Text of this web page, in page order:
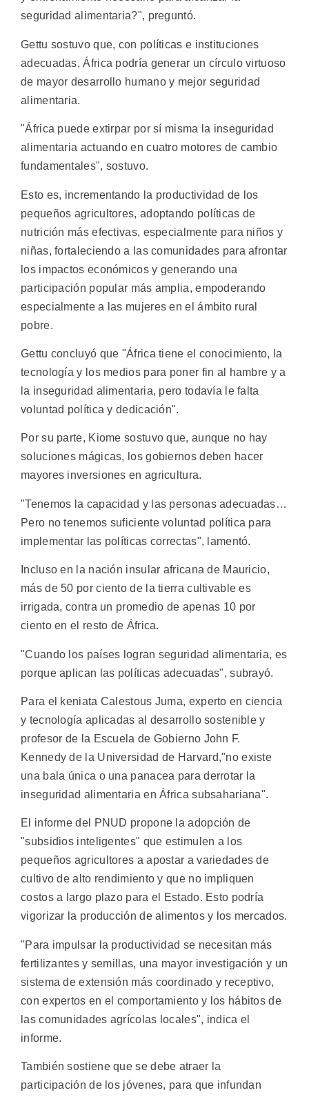
seguridad alimentaria?", preguntó.
Gettu sostuvo que, con políticas e instituciones
adecuadas, África podría generar un círculo virtuoso
de mayor desarrollo humano y mejor seguridad
alimentaria.
"África puede extirpar por sí misma la inseguridad
alimentaria actuando en cuatro motores de cambio
fundamentales", sostuvo.
Esto es, incrementando la productividad de los
pequeños agricultores, adoptando políticas de
nutrición más efectivas, especialmente para niños y
niñas, fortaleciendo a las comunidades para afrontar
los impactos económicos y generando una
participación popular más amplia, empoderando
especialmente a las mujeres en el ámbito rural
pobre.
Gettu concluyó que "África tiene el conocimiento, la
tecnología y los medios para poner fin al hambre y a
la inseguridad alimentaria, pero todavía le falta
voluntad política y dedicación".
Por su parte, Kiome sostuvo que, aunque no hay
soluciones mágicas, los gobiernos deben hacer
mayores inversiones en agricultura.
"Tenemos la capacidad y las personas adecuadas…
Pero no tenemos suficiente voluntad política para
implementar las políticas correctas", lamentó.
Incluso en la nación insular africana de Mauricio,
más de 50 por ciento de la tierra cultivable es
irrigada, contra un promedio de apenas 10 por
ciento en el resto de África.
"Cuando los países logran seguridad alimentaria, es
porque aplican las políticas adecuadas", subrayó.
Para el keniata Calestous Juma, experto en ciencia
y tecnología aplicadas al desarrollo sostenible y
profesor de la Escuela de Gobierno John F.
Kennedy de la Universidad de Harvard,"no existe
una bala única o una panacea para derrotar la
inseguridad alimentaria en África subsahariana".
El informe del PNUD propone la adopción de
"subsidios inteligentes" que estimulen a los
pequeños agricultores a apostar a variedades de
cultivo de alto rendimiento y que no impliquen
costos a largo plazo para el Estado. Esto podría
vigorizar la producción de alimentos y los mercados.
"Para impulsar la productividad se necesitan más
fertilizantes y semillas, una mayor investigación y un
sistema de extensión más coordinado y receptivo,
con expertos en el comportamiento y los hábitos de
las comunidades agrícolas locales", indica el
informe.
También sostiene que se debe atraer la
participación de los jóvenes, para que infundan